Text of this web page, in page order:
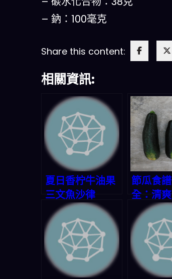
– 鈉：100毫克
Share this content:
相關資訊:
夏日香柠牛油果
三文魚沙律
節瓜食
全：清
廚房寶藏